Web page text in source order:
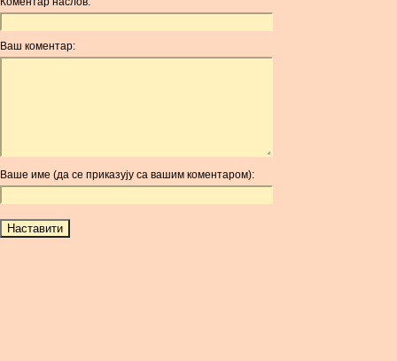
Ваш коментар:
Ваше име (да се приказују са вашим коментаром):